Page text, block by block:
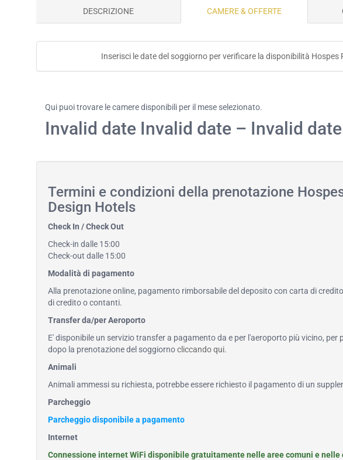
DESCRIZIONE CAMERE & OFFERTE
Inserisci le date del soggiorno per verificare la disponibilità Hospes
Qui puoi trovare le camere disponibili per il mese selezionato.
Invalid date Invalid date – Invalid
Termini e condizioni della prenotazione
Design Hotels
Check In / Check Out
Check-in dalle 15:00
Check-out dalle 15:00
Modalità di pagamento
Alla prenotazione online, pagamento rimborsabile del deposito con carta di
di credito o contanti.
Transfer da/per Aeroporto
E' disponibile un servizio transfer a pagamento da e per l'aeroporto più vicino,
dopo la prenotazione del soggiornocliccando qui.
Animali
Animali ammessi su richiesta, potrebbe essere richiesto il pagamento di un
Parcheggio
Parcheggio disponibile a pagamento
Internet
Connessione internet WiFi disponibile gratuitamente nelle aree comuni e nelle